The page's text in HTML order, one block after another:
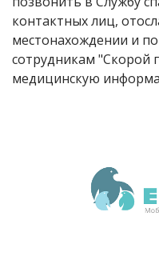
контактных лиц,
местонахождении и
сотрудникам
медицинскую